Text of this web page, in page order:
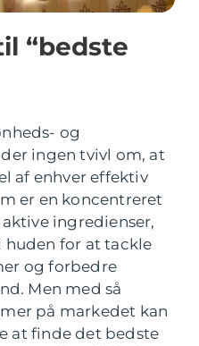
“bedste
og
ingen tvivl om, at
af enhver effektiv
er en koncentreret
ingredienser,
for at tackle
og forbedre
Men med så
på markedet kan
at finde det bedste